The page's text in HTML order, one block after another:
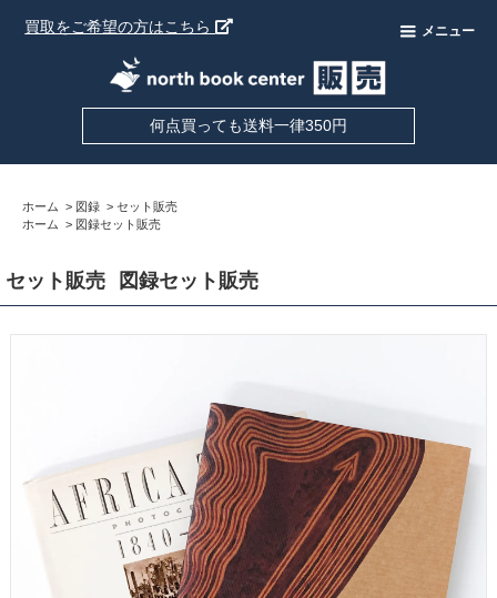
買取をご希望の方はこちら メニュー
何点買っても送料一律350円
ホーム > 図録 > セット販売
ホーム > 図録セット販売
セット販売 図録セット販売